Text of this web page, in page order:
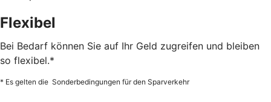
Flexibel
Bei Bedarf können Sie auf Ihr Geld zugreifen und bleiben
so flexibel.*
* Es gelten die Sonderbedingungen für den Sparverkehr